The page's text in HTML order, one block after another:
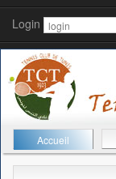
Login
Accueil